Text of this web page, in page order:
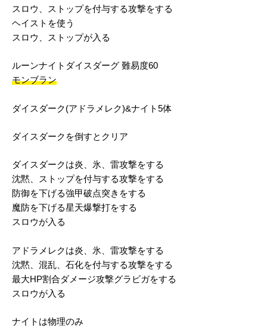
スロウ、ストップを付与する攻撃をする
ヘイストを使う
スロウ、ストップが入る
ルーンナイトダイスダーグ 難易度60
モンブラン
ダイスダーク(アドラメレク)&ナイト5体
ダイスダークを倒すとクリア
ダイスダークは炎、氷、雷攻撃をする
沈黙、ストップを付与する攻撃をする
防御を下げる強甲破点突きをする
魔防を下げる星天爆撃打をする
スロウが入る
アドラメレクは炎、氷、雷攻撃をする
沈黙、混乱、石化を付与する攻撃をする
最大HP割合ダメージ攻撃グラビガをする
スロウが入る
ナイトは物理のみ